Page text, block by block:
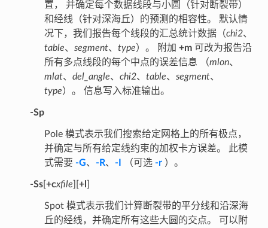
置， 并确定每个数据线段与小圆（针对断裂带）
和经线（针对深海丘）的预测的相容性。 默认情
况下，我们报告每个线段的汇总统计数据（chi2、
table、 segment、 type）。 附加 +m可改为报告沿
所有多点线段的每个中点的误差信息 （mlon、
mlat、 del_angle、 chi2、 table、 segment、
type）。 信息写入标准输出。
-Sp
Pole 模式表示我们搜索给定网格上的所有极点，
并确定与所有给定线约束的加权卡方误差。 此模
式需要 -G、 -R、 -I （可选 -r）。
-Ss[ +cxfile +l
Spot 模式表示我们计算断裂带的平分线和沿深海
丘的经线，并确定所有这些大圆的交点。 可以附